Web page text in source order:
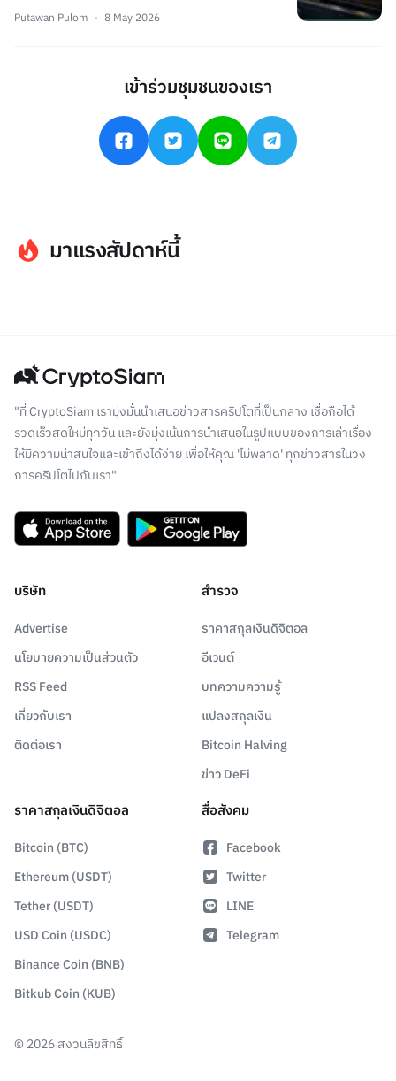
Putawan Pulom 8 May 2026
เข้าร่วมชุมชนของเรา
มาแรงสัปดาห์นี้
"ที่ CryptoSiam เรามุ่งมั่นนำเสนอข่าวสารคริปโตที่เป็นกลาง เชื่อถือได้
รวดเร็วสดใหม่ทุกวัน และยังมุ่งเน้นการนำเสนอในรูปแบบของการเล่าเรื่อง
ให้มีความน่าสนใจและเข้าถึงได้ง่าย เพื่อให้คุณ 'ไม่พลาด' ทุกข่าวสารในวง
การคริปโตไปกับเรา"
บริษัท
Advertise
นโยบายความเป็นส่วนตัว
RSS Feed
เกี่ยวกับเรา
ติดต่อเรา
สำรวจ
ราคาสกุลเงินดิจิตอล
อีเวนต์
บทความความรู้
แปลงสกุลเงิน
Bitcoin Halving
ข่าว DeFi
ราคาสกุลเงินดิจิตอล
Bitcoin (BTC)
Ethereum (USDT)
Tether (USDT)
USD Coin (USDC)
Binance Coin (BNB)
Bitkub Coin (KUB)
สื่อสังคม
Facebook
Twitter
LINE
Telegram
© 2026สงวนลิขสิทธิ์